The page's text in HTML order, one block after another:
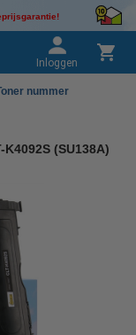
Inloggen
nummer
(SU138A)